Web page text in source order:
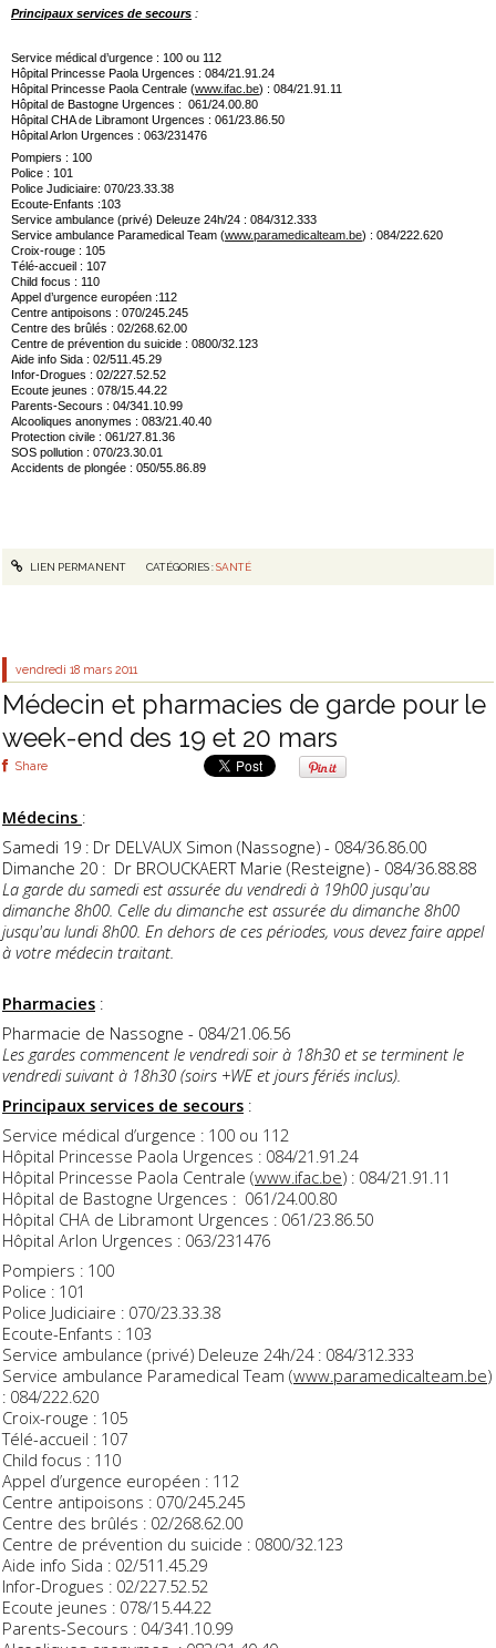
Principaux services de secours :
Service médical d’urgence : 100 ou 112
Hôpital Princesse Paola Urgences : 084/21.91.24
Hôpital Princesse Paola Centrale (www.ifac.be) : 084/21.91.11
Hôpital de Bastogne Urgences : 061/24.00.80
Hôpital CHA de Libramont Urgences : 061/23.86.50
Hôpital Arlon Urgences : 063/231476
Pompiers : 100
Police : 101
Police Judiciaire: 070/23.33.38
Ecoute-Enfants :103
Service ambulance (privé) Deleuze 24h/24 : 084/312.333
Service ambulance Paramedical Team (www.paramedicalteam.be) : 084/222.620
Croix-rouge : 105
Télé-accueil : 107
Child focus : 110
Appel d’urgence européen :112
Centre antipoisons : 070/245.245
Centre des brûlés : 02/268.62.00
Centre de prévention du suicide : 0800/32.123
Aide info Sida : 02/511.45.29
Infor-Drogues : 02/227.52.52
Ecoute jeunes : 078/15.44.22
Parents-Secours : 04/341.10.99
Alcooliques anonymes : 083/21.40.40
Protection civile : 061/27.81.36
SOS pollution : 070/23.30.01
Accidents de plongée : 050/55.86.89
LIEN PERMANENT CATÉGORIES :SANTÉ
vendredi 18 mars 2011
Médecin et pharmacies de garde pour le
week-end des 19 et 20 mars
Share
Médecins :
Samedi 19 : Dr DELVAUX Simon (Nassogne) - 084/36.86.00
Dimanche 20 : Dr BROUCKAERT Marie (Resteigne) - 084/36.88.88
La garde du samedi est assurée du vendredi à 19h00 jusqu'au
dimanche 8h00. Celle du dimanche est assurée du dimanche 8h00
jusqu'au lundi 8h00. En dehors de ces périodes, vous devez faire appel
à votre médecin traitant.
Pharmacies :
Pharmacie de Nassogne - 084/21.06.56
Les gardes commencent le vendredi soir à 18h30 et se terminent le
vendredi suivant à 18h30 (soirs +WE et jours fériés inclus).
Principaux services de secours :
Service médical d’urgence : 100 ou 112
Hôpital Princesse Paola Urgences : 084/21.91.24
Hôpital Princesse Paola Centrale (www.ifac.be) : 084/21.91.11
Hôpital de Bastogne Urgences : 061/24.00.80
Hôpital CHA de Libramont Urgences : 061/23.86.50
Hôpital Arlon Urgences : 063/231476
Pompiers : 100
Police : 101
Police Judiciaire : 070/23.33.38
Ecoute-Enfants : 103
Service ambulance (privé) Deleuze 24h/24 : 084/312.333
Service ambulance Paramedical Team (www.paramedicalteam.be)
: 084/222.620
Croix-rouge : 105
Télé-accueil : 107
Child focus : 110
Appel d’urgence européen : 112
Centre antipoisons : 070/245.245
Centre des brûlés : 02/268.62.00
Centre de prévention du suicide : 0800/32.123
Aide info Sida : 02/511.45.29
Infor-Drogues : 02/227.52.52
Ecoute jeunes : 078/15.44.22
Parents-Secours : 04/341.10.99